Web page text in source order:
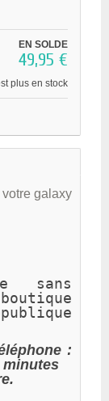
EN SOLDE
49,95 €
plus en stock
galaxy
sans
: